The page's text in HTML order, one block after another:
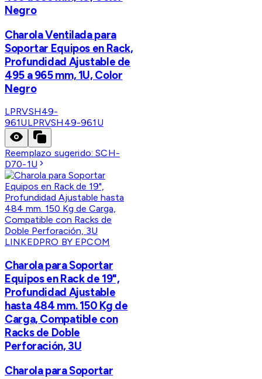
Negro
Charola Ventilada para
Soportar Equipos en Rack,
Profundidad Ajustable de
495 a 965 mm, 1U, Color
Negro
LPRVSH49-
961ULPRVSH49-961U
Reemplazo sugerido:SCH-
D70-1U
LINKEDPRO BY EPCOM
Charola para Soportar
Equipos en Rack de 19",
Profundidad Ajustable
hasta 484 mm. 150 Kg de
Carga, Compatible con
Racks de Doble
Perforación, 3U
Charola para Soportar